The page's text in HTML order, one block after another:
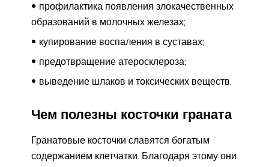
профилактика появления злокачественных
образований в молочных железах;
купирование воспаления в суставах;
предотвращение атеросклероза;
выведение шлаков и токсических веществ.
Чем полезны косточки граната
Гранатовые косточки славятся богатым
содержанием клетчатки. Благодаря этому они